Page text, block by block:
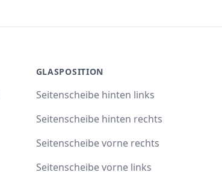
GLASPOSITION
Seitenscheibe hinten links
Seitenscheibe hinten rechts
Seitenscheibe vorne rechts
Seitenscheibe vorne links